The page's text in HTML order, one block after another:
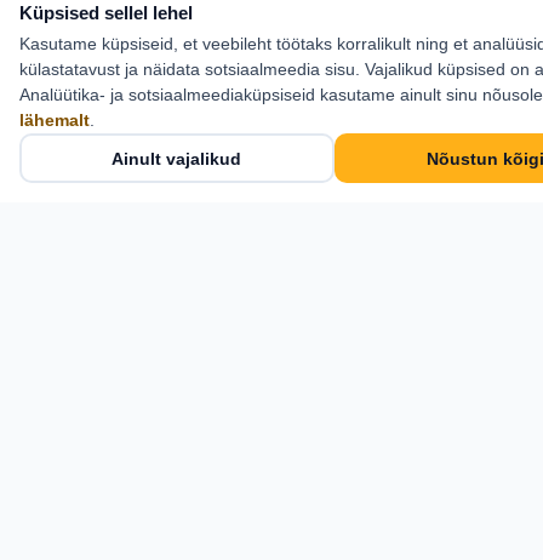
Kontakt
Estlive Travel OÜ
Cosius Pubi, II korrus
Pikk tn 21, Kose,
Küpsised sellel lehel
Kasutame küpsiseid, et veebileht töötaks korralikult ning et
külastatavust ja näidata sotsiaalmeedia sisu. Vajalikud küpsised on
Analüütika- ja sotsiaalmeediaküpsiseid kasutame ainult sinu
lähemalt.
Ainult vajalikud Nõustun